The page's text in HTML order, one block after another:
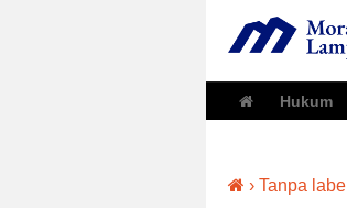
Hukum
› Tanpa label